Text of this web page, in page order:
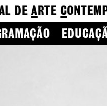
DEA RTE C